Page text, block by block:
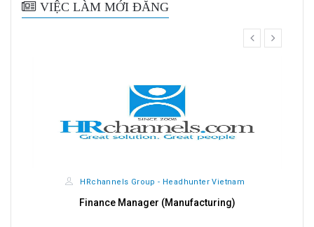
VIỆC LÀM MỚI ĐĂNG
HRchannels Group - Headhunter Vietnam
Finance Manager (Manufacturing)
prev